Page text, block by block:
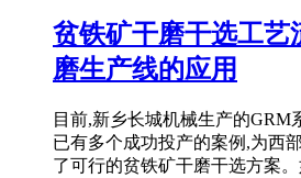
贫铁矿干磨干选工艺
磨生产线的应用
目前,新乡长城机械生产的GRM
已有多个成功投产的案例,为西
了可行的贫铁矿干磨干选方案